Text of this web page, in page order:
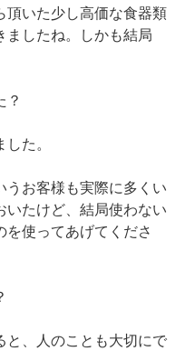
頂いた少し高価な食器類
ましたね。しかも結局
？
た。
うお客様も実際に多くい
いたけど、結局使わない
を使ってあげてくださ
と、人のことも大切にで